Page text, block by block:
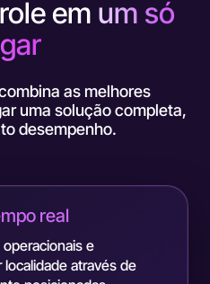
em um só
as melhores
uma solução completa,
desempenho.
real
e
através de